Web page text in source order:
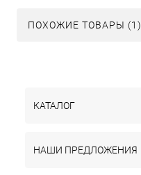
ПОХОЖИЕ ТОВАРЫ (1)
КАТАЛОГ
НАШИ ПРЕДЛОЖЕНИЯ